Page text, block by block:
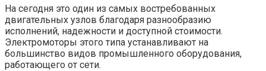
На сегодня это один из самых востребованных
двигательных узлов благодаря разнообразию
исполнений, надежности и доступной стоимости.
Электромоторы этого типа устанавливают на
большинство видов промышленного оборудования,
работающего от сети.